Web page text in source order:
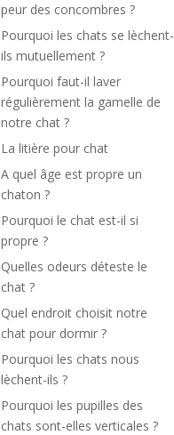
peur des concombres ?
Pourquoi les chats se lèchent-
ils mutuellement ?
Pourquoi faut-il laver
régulièrement la gamelle de
notre chat ?
La litière pour chat
A quel âge est propre un
chaton ?
Pourquoi le chat est-il si
propre ?
Quelles odeurs déteste le
chat ?
Quel endroit choisit notre
chat pour dormir ?
Pourquoi les chats nous
lèchent-ils ?
Pourquoi les pupilles des
chats sont-elles verticales ?